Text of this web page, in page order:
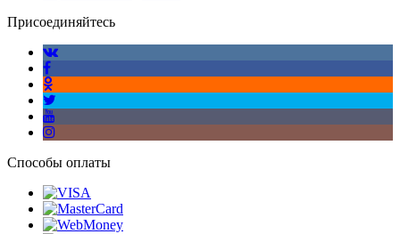
Присоединяйтесь
Способы оплаты